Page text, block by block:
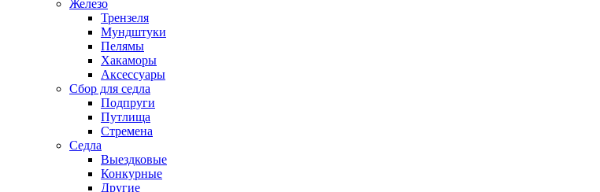
Железо
Трензеля
Мундштуки
Пелямы
Хакаморы
Аксессуары
Сбор для седла
Подпруги
Путлища
Стремена
Седла
Выездковые
Конкурные
Другие